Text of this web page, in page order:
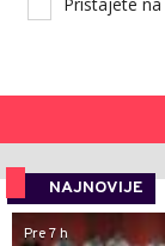
NAJNOVIJE
Pre 7 h